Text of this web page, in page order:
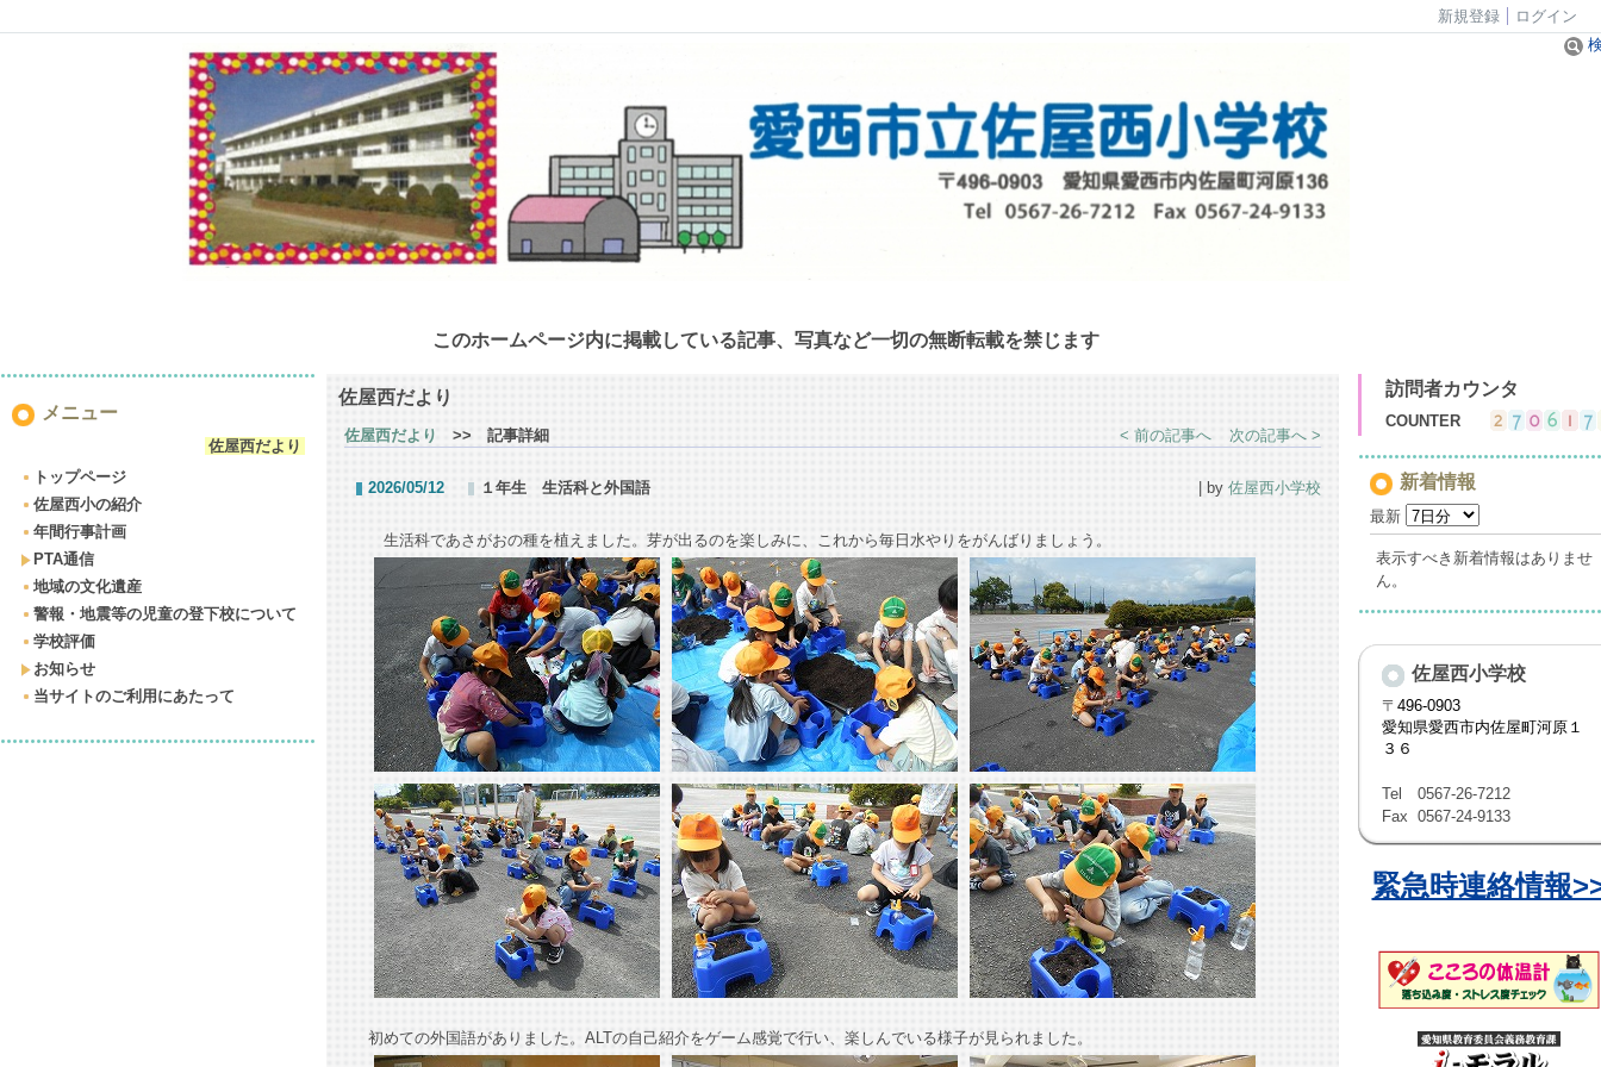
新規登録 ログイン
このホームページ内に掲載している記事、写真など一切の無断転載を禁じます
メニュー
佐屋西だより
トップページ
佐屋西小の紹介
年間行事計画
PTA通信
地域の文化遺産
警報・地震等の児童の登下校について
学校評価
お知らせ
当サイトのご利用にあたって
佐屋西だより
佐屋西だより >> 記事詳細 < 前の記事へ 次の記事へ >
2026/05/12 １年生 生活科と外国語 | by 佐屋西小学校
生活科であさがおの種を植えました。芽が出るのを楽しみに、これから毎日水やりをがんばりましょう。
初めての外国語がありました。ALTの自己紹介をゲーム感覚で行い、楽しんでいる様子が見られました。
訪問者カウンタ
COUNTER
新着情報
最新
表示すべき新着情報はありませ
ん。
佐屋西小学校
〒 496-0903
愛知県愛西市内佐屋町河原１
３６
Tel 0567-26-7212
Fax 0567-24-9133
緊急時連絡情報